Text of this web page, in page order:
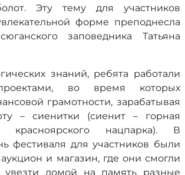
Эту тему для участников
форме преподнесла
заповедника Татьяна
знаний, ребята работали
во время которых
грамотности, зарабатывая
– сиенитки (сиенит – горная
красноярского нацпарка). В
фестиваля для участников были
и магазин, где они смогли
увезти домой на память разные